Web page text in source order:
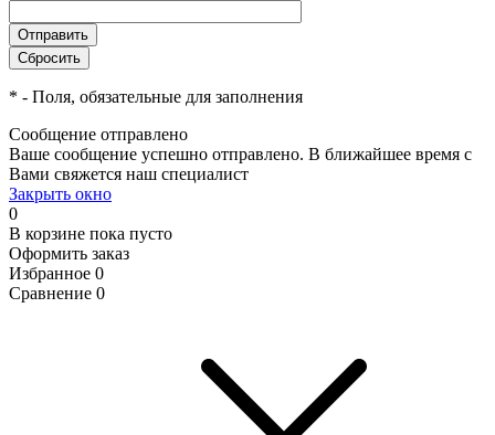
* - Поля, обязательные для заполнения
Сообщение отправлено
Ваше сообщение успешно отправлено. В ближайшее время с
Вами свяжется наш специалист
Закрыть окно
0
В корзине пока пусто
Оформить заказ
Избранное 0
Сравнение 0